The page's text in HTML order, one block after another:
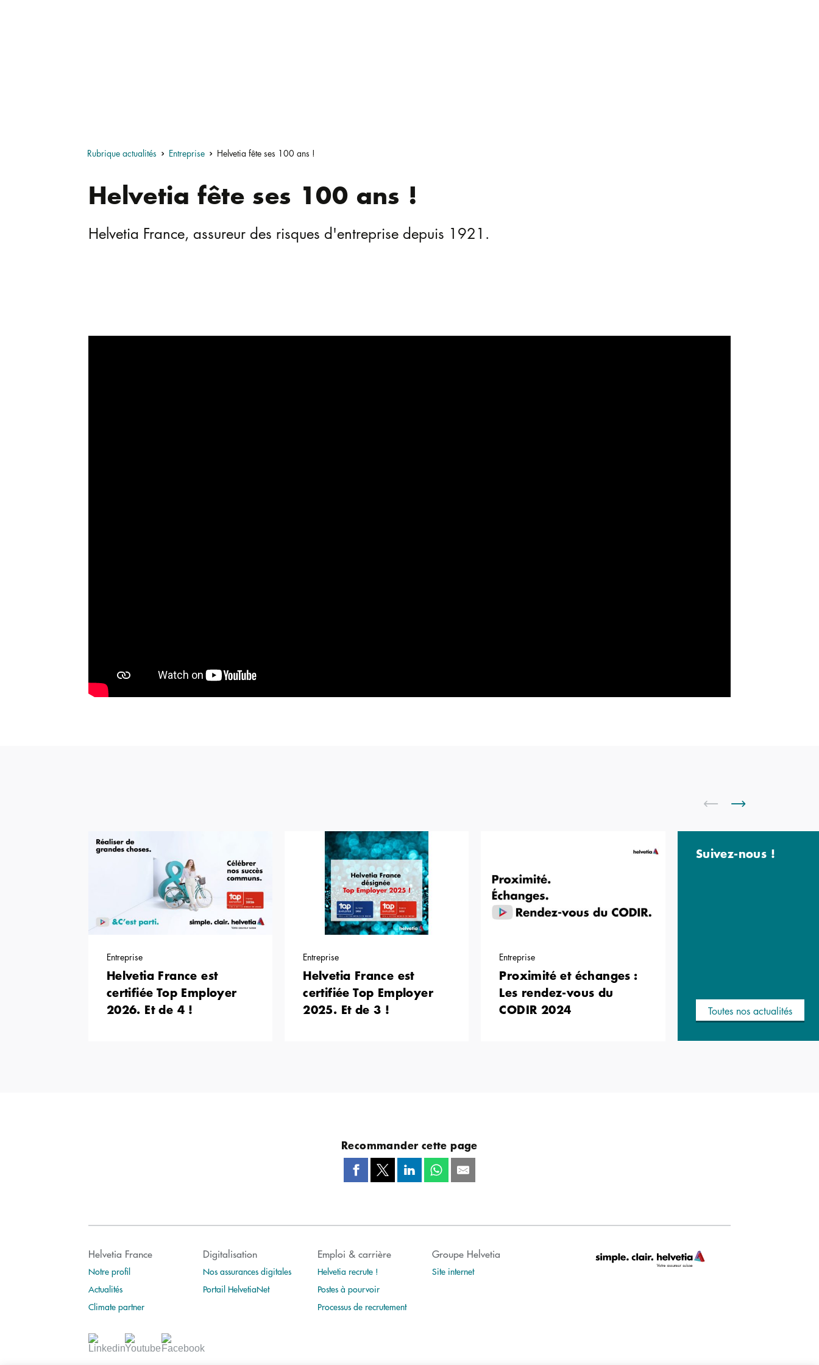
Rubrique actualités Entreprise Helvetia fête ses 100 ans !
Helvetia fête ses 100 ans !
Helvetia France, assureur des risques d'entreprise depuis 1921.
Entreprise
Helvetia France est
certifiée Top Employer
2026. Et de 4 !
Entreprise
Helvetia France est
certifiée Top Employer
2025. Et de 3 !
Entreprise
Proximité et échanges :
Les rendez-vous du
CODIR 2024
Suivez-nous !
Toutes nos actualités
Recommander cette page
Helvetia France
Notre profil
Actualités
Climate partner
Digitalisation
Nos assurances digitales
Portail HelvetiaNet
Emploi & carrière
Helvetia recrute !
Postes à pourvoir
Processus de recrutement
Groupe Helvetia
Site internet